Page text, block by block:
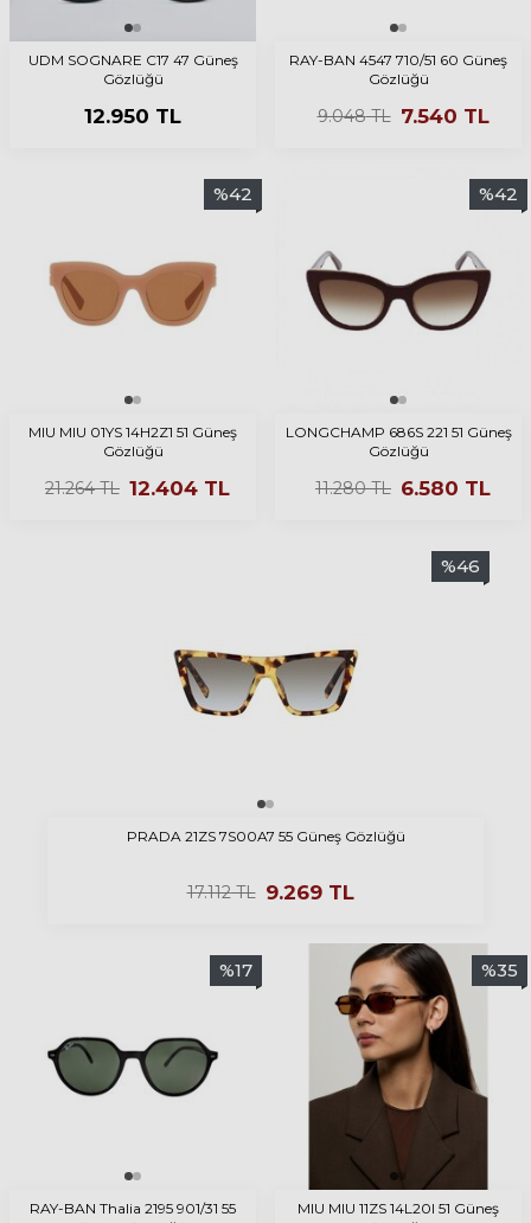
UDM SOGNARE C17 47 Güneş
Gözlüğü
12.950 TL
RAY-BAN 4547 710/51 60 Güneş
Gözlüğü
9.048TL 7.540 TL
%42
MIU MIU 01YS 14H2Z1 51 Güneş
Gözlüğü
21.264TL 12.404 TL
%42
LONGCHAMP 686S 221 51 Güneş
Gözlüğü
11.280TL 6.580 TL
%46
PRADA 21ZS 7S00A7 55 Güneş Gözlüğü
17.112TL 9.269TL
%17
RAY-BAN Thalia 2195 901/31 55
%35
MIU MIU 11ZS 14L20I 51 Güneş